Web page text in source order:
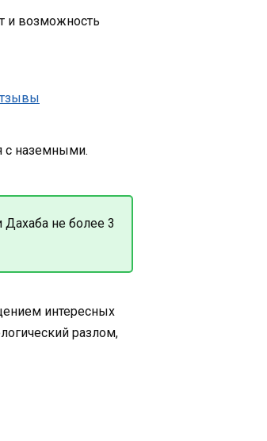
и возможность
с наземными.
не более 3
интересных
разлом,